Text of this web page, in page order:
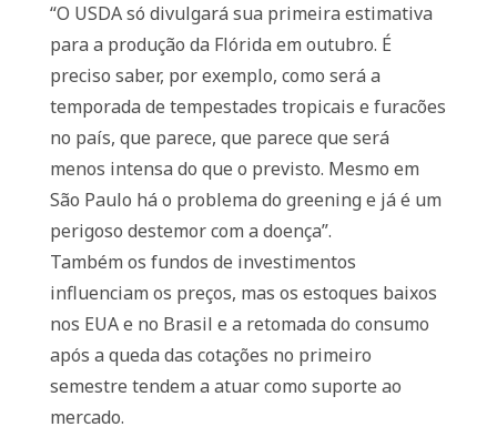
“O USDA só divulgará sua primeira estimativa
para a produção da Flórida em outubro. É
preciso saber, por exemplo, como será a
temporada de tempestades tropicais e furacões
no país, que parece, que parece que será
menos intensa do que o previsto. Mesmo em
São Paulo há o problema do greening e já é um
perigoso destemor com a doença”.
Também os fundos de investimentos
influenciam os preços, mas os estoques baixos
nos EUA e no Brasil e a retomada do consumo
após a queda das cotações no primeiro
semestre tendem a atuar como suporte ao
mercado.